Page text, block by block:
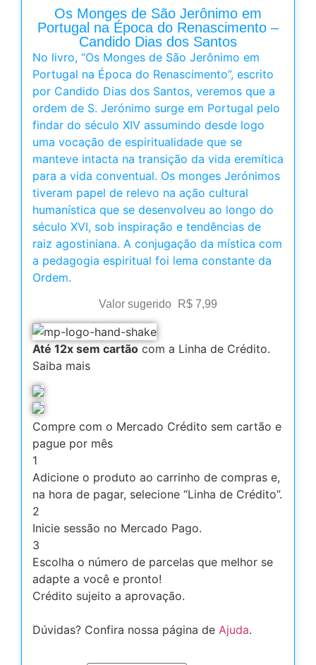
Os Monges de São Jerônimo em
Portugal na Época do Renascimento –
Candido Dias dos Santos
No livro, “Os Monges de São Jerônimo em
Portugal na Época do Renascimento”, escrito
por Candido Dias dos Santos, veremos que a
ordem de S. Jerónimo surge em Portugal pelo
findar do século XIV assumindo desde logo
uma vocação de espiritualidade que se
manteve intacta na transição da vida eremítica
para a vida conventual. Os monges Jerónimos
tiveram papel de relevo na ação cultural
humanística que se desenvolveu ao longo do
século XVI, sob inspiração e tendências de
raiz agostiniana. A conjugação da mística com
a pedagogia espiritual foi lema constante da
Ordem.
Valor sugerido R$ 7,99
Até 12x sem cartão com a Linha de Crédito.
Saiba mais
Compre com o Mercado Crédito sem cartão e
pague por mês
1
Adicione o produto ao carrinho de compras e,
na hora de pagar, selecione “Linha de Crédito”.
2
Inicie sessão no Mercado Pago.
3
Escolha o número de parcelas que melhor se
adapte a você e pronto!
Crédito sujeito a aprovação.
Dúvidas? Confira nossa página de Ajuda.